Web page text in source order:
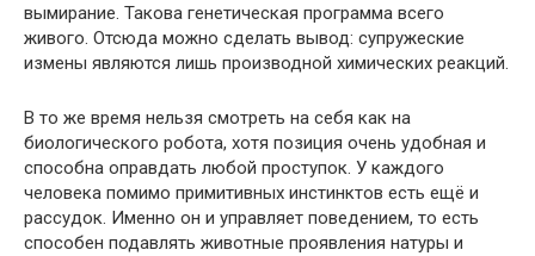
вымирание. Такова генетическая программа всего
живого. Отсюда можно сделать вывод: супружеские
измены являются лишь производной химических реакций.
В то же время нельзя смотреть на себя как на
биологического робота, хотя позиция очень удобная и
способна оправдать любой проступок. У каждого
человека помимо примитивных инстинктов есть ещё и
рассудок. Именно он и управляет поведением, то есть
способен подавлять животные проявления натуры и